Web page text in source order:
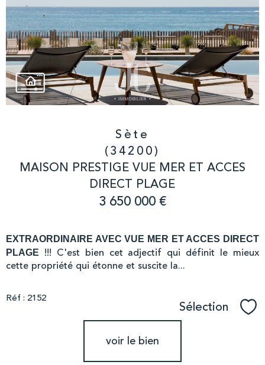
Sète
(34200)
MAISON PRESTIGE VUE MER ET ACCES
DIRECT PLAGE
3 650 000 €
EXTRAORDINAIRE AVEC VUE MER ET ACCES DIRECT
PLAGE
!!! C'est bien cet adjectif qui définit le mieux
cette propriété qui étonne et suscite la...
Réf : 2152 Sélection
voir le bien